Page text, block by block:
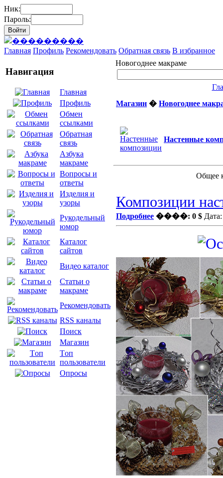
Ник:
Пароль:
Главная Профиль Рекомендовать Обратная связь В избранное
Навигация
Главная
Профиль
Обмен
ссылками
Обратная
связь
Азбука
макраме
Вопросы и
ответы
Изделия и
узоры
Рукодельный
юмор
Каталог
сайтов
Видео каталог
Статьи о
макраме
Рекомендовать
RSS каналы
Поиск
Магазин
Tоп
пользователи
Опросы
Новогоднее макраме
Магазин � Новогоднее
Настенные
Общее
Композиции
Подробнее ����: 0 $